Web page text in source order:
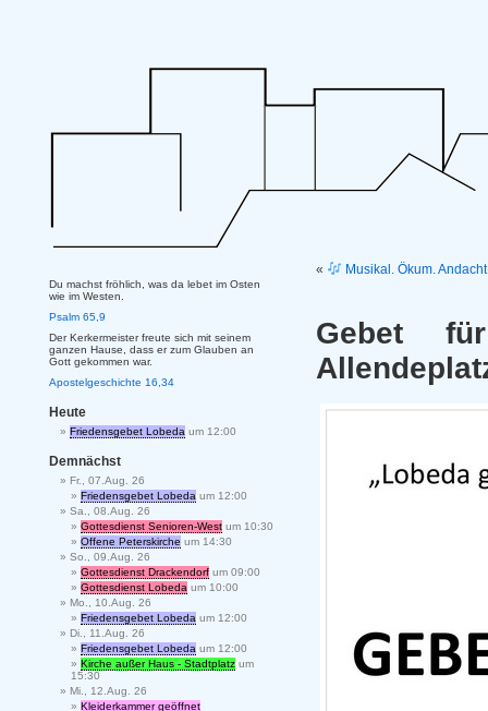
« Musikal. Ökum.
Gebet
Du machst fröhlich, was da lebet im Osten
wie im Westen.
Psalm 65,9
Der Kerkermeister freute sich mit seinem
ganzen Hause, dass er zum Glauben an
Gott gekommen war.
Apostelgeschichte 16,34
Heute
Friedensgebet Lobeda um 12:00
Demnächst
Fr., 07.Aug. 26
Friedensgebet Lobeda um 12:00
Sa., 08.Aug. 26
Gottesdienst Senioren-West um 10:30
Offene Peterskirche um 14:30
So., 09.Aug. 26
Gottesdienst Drackendorf um 09:00
Gottesdienst Lobeda um 10:00
Mo., 10.Aug. 26
Friedensgebet Lobeda um 12:00
Di., 11.Aug. 26
Friedensgebet Lobeda um 12:00
Kirche außer Haus - Stadtplatz um
15:30
Mi., 12.Aug. 26
Kleiderkammer geöffnet